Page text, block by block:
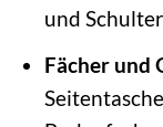
und
Fächer und